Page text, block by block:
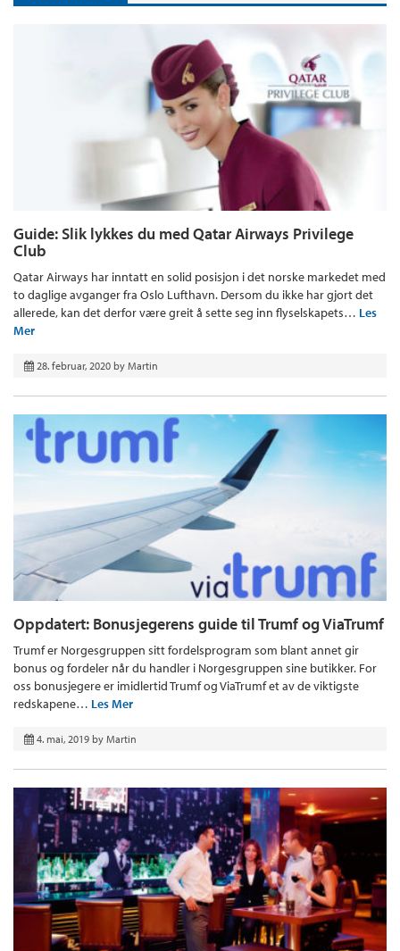
Guide: Slik lykkes du med Qatar Airways Privilege
Club
Qatar Airways har inntatt en solid posisjon i det norske markedet med
to daglige avganger fra Oslo Lufthavn. Dersom du ikke har gjort det
allerede, kan det derfor være greit å sette seg inn flyselskapets… Les
Mer
28. februar, 2020 by Martin
Oppdatert: Bonusjegerens guide til Trumf og ViaTrumf
Trumf er Norgesgruppen sitt fordelsprogram som blant annet gir
bonus og fordeler når du handler i Norgesgruppen sine butikker. For
oss bonusjegere er imidlertid Trumf og ViaTrumf et av de viktigste
redskapene… Les Mer
4. mai, 2019 by Martin